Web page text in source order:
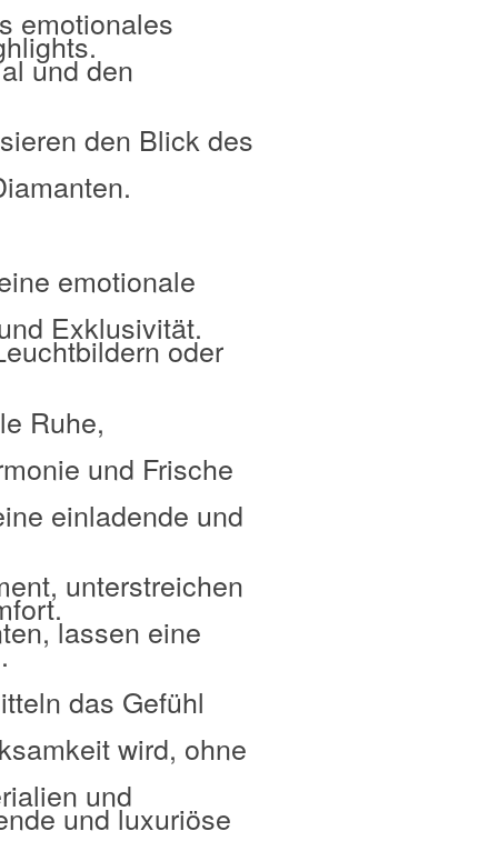
emotionales
und den
den Blick des
emotionale
Exklusivität.
oder
Ruhe,
und Frische
einladende und
unterstreichen
lassen eine
das Gefühl
wird, ohne
und
und luxuriöse